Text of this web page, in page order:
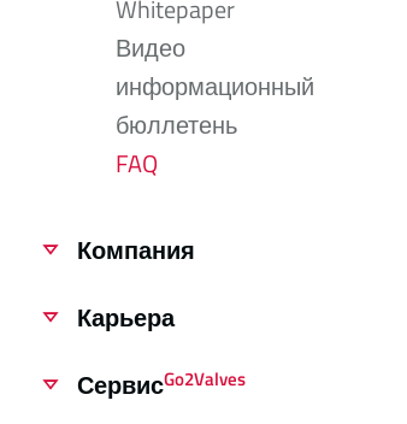
Whitepaper
Видео
информационный
бюллетень
FAQ
Компания
Карьера
СервисGo2Valves